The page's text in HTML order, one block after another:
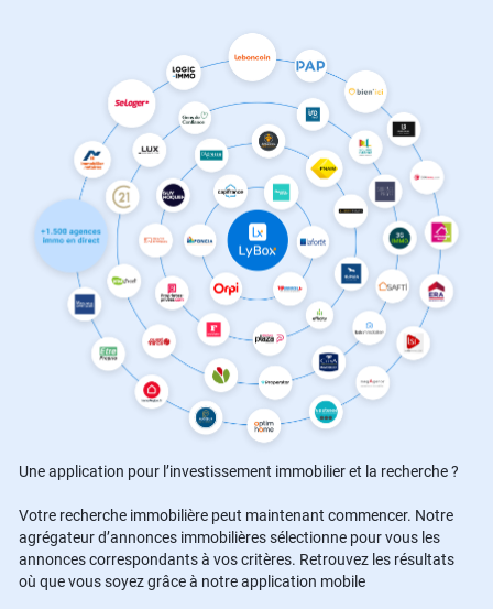
Une application pour l’investissement immobilier et la recherche ?
Votre recherche immobilière peut maintenant commencer. Notre
agrégateur d’annonces immobilières sélectionne pour vous les
annonces correspondants à vos critères. Retrouvez les résultats
où que vous soyez grâce à notre application mobile